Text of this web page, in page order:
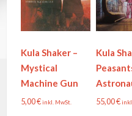
Kula Shaker –
Mystical
Machine Gun
5,00€inkl. MwSt.
Kula
55,00€